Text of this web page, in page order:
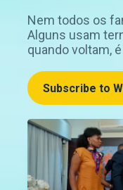
Nem todos os
Alguns usam
quando voltam,
Subscribe to